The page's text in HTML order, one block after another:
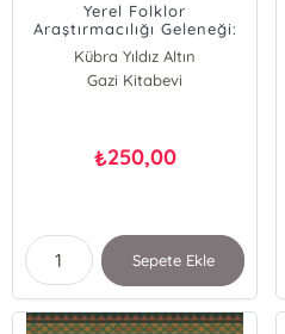
Yerel Folklor
Araştırmacılığı Geleneği:
Mustafa Ay ve Arşivi
;Aksaray İli Gülağaç İlçesi
Demirci Kasabası
Kübra Yıldız Altın
Gazi Kitabevi
₺250,00
Sepete Ekle